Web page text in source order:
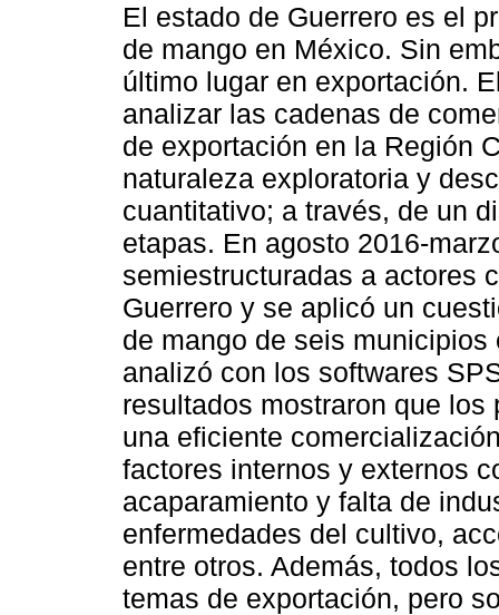
El estado de Guerrero es el
de mango en México. Sin
último lugar en exportación.
analizar las cadenas de
de exportación en la Región
naturaleza exploratoria y
cuantitativo; a través, de un
etapas. En agosto 2016-
semiestructuradas a actores
Guerrero y se aplicó un
de mango de seis
analizó con los softwares
resultados mostraron que
una eficiente
factores internos y externos
acaparamiento y falta de
enfermedades del cultivo,
entre otros. Además, todos
temas de exportación, pero